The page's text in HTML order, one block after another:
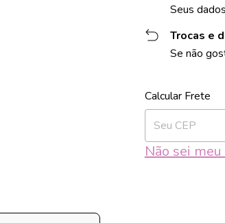
Seus
Trocas e
Se não
Entregas para o
Não sei meu